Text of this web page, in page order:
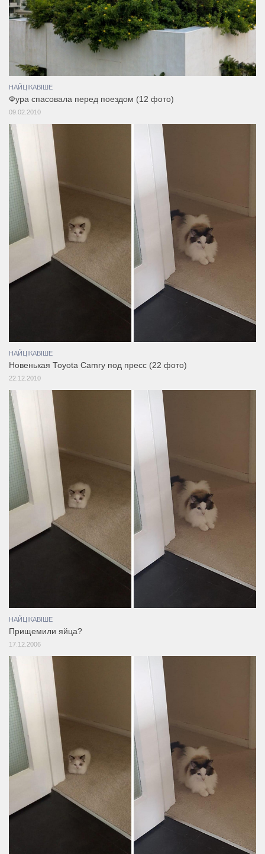
НАЙЦІКАВІШЕ
Фура спасовала перед поездом (12 фото)
09.02.2010
НАЙЦІКАВІШЕ
Новенькая Toyota Camry под пресс (22 фото)
22.12.2010
НАЙЦІКАВІШЕ
Прищемили яйца?
17.12.2006